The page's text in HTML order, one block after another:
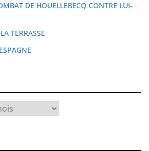
DE HOUELLEBECQ CONTRE LUI-
TERRASSE